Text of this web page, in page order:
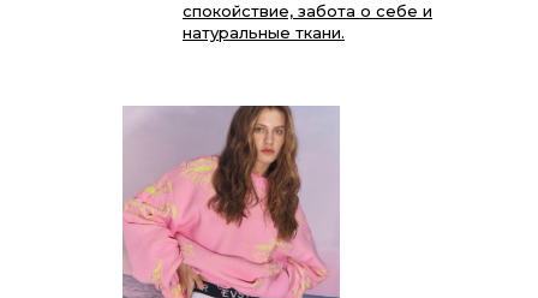
спокойствие, забота о себе и
натуральные ткани.